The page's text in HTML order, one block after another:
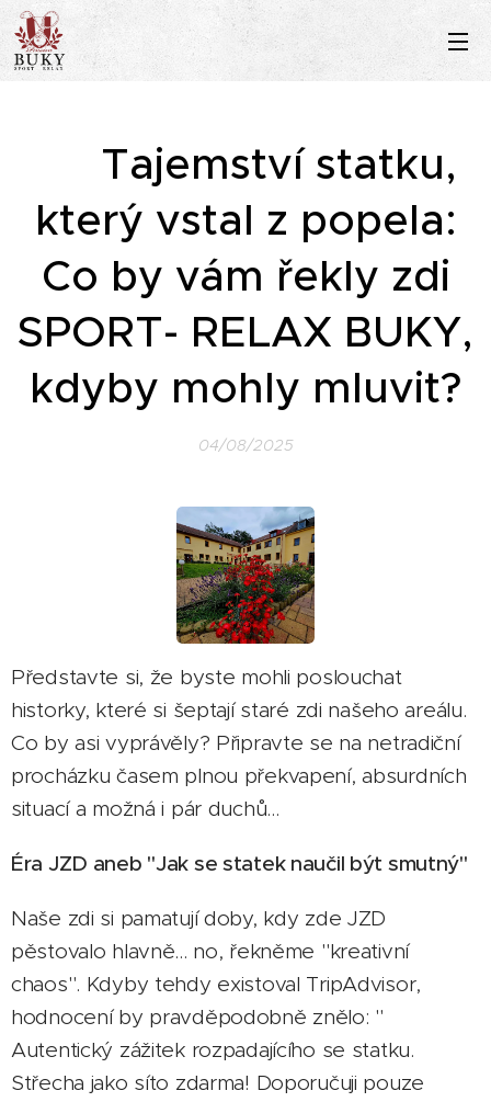
Tajemství statku,
který vstal z popela:
Co by vám řekly zdi
SPORT- RELAX BUKY,
kdyby mohly mluvit?
04/08/2025
Představte si, že byste mohli poslouchat
historky, které si šeptají staré zdi našeho areálu.
Co by asi vyprávěly? Připravte se na netradiční
procházku časem plnou překvapení, absurdních
situací a možná i pár duchů... 👻
Éra JZD aneb "Jak se statek naučil být smutný"
Naše zdi si pamatují doby, kdy zde JZD
pěstovalo hlavně... no, řekněme "kreativní
chaos". Kdyby tehdy existoval TripAdvisor,
hodnocení by pravděpodobně znělo: "⭐
Autentický zážitek rozpadajícího se statku.
Střecha jako síto zdarma! Doporučuji pouze